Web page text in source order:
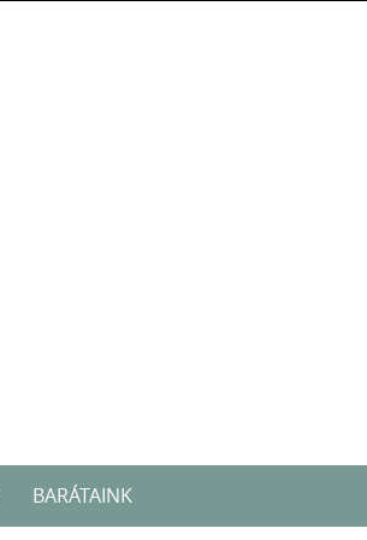
BARÁTAINK